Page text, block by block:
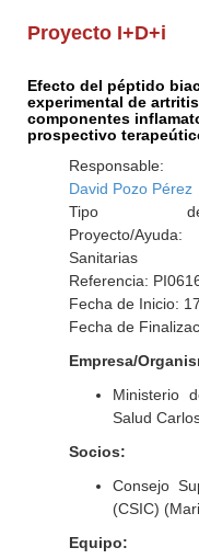
Proyecto I+D+i
Efecto del péptido
experimental de
componentes
prospectivo
Responsable:
David Pozo Pérez
Tipo
Proyecto/
Sanitarias
Referencia:
Fecha de Inicio:
Fecha de
Empresa/
Ministerio
Salud
Socios:
Consejo
(CSIC)
Equipo: